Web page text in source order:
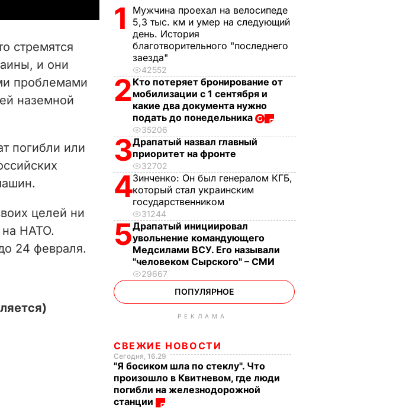
стремятся
и они
проблемами
наземной
погибли или
целей ни
на НАТО.
24 февраля.
1
Мужчина проехал на велосипеде
5,3 тыс. км и умер на следующий
день. История
благотворительного "последнего
заезда"
42552
2 Кто потеряет бронирование от
мобилизации с 1 сентября и
какие два документа нужно
подать до понедельника
35206
3Драпатый назвал главный
приоритет на фронте
32702
4Зинченко: Он был генералом КГБ,
который стал украинским
государственником
31244
5Драпатый инициировал
увольнение командующего
Медсилами ВСУ. Его называли
"человеком Сырского" – СМИ
29667
ПОПУЛЯРНОЕ
РЕКЛАМА
СВЕЖИЕ НОВОСТИ
Сегодня, 16.29
"Я босиком шла по стеклу". Что
произошло в Квитневом, где люди
погибли на железнодорожной
станции